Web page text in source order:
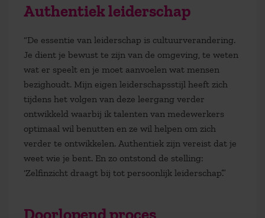
Authentiek leiderschap
“De essentie van leiderschap is cultuurverandering.
Je dient je bewust te zijn van de omgeving, te weten
wat er speelt en je moet aanvoelen wat mensen
bezighoudt. Mijn eigen leiderschapsstijl heeft zich
tijdens het volgen van deze leergang verder
ontwikkeld waarbij ik talenten van medewerkers
optimaal wil benutten en ze wil helpen om zich
verder te ontwikkelen. Authentiek zijn vereist dat je
weet wie je bent. En zo ontstond de stelling:
‘Zelfinzicht draagt bij tot persoonlijk leiderschap’.”